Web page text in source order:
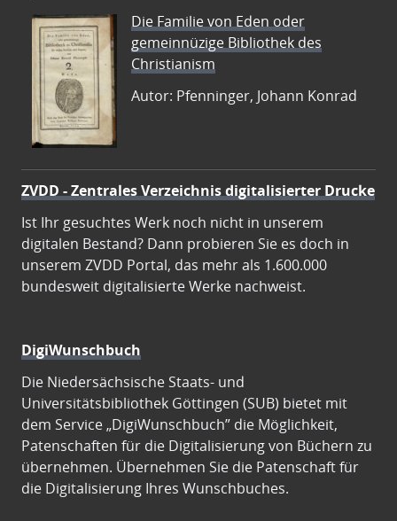
Die Familie von Eden oder
gemeinnüzige Bibliothek des
Christianism
Autor: Pfenninger, Johann Konrad
ZVDD - Zentrales Verzeichnis digitalisierter Drucke
Ist Ihr gesuchtes Werk noch nicht in unserem
digitalen Bestand? Dann probieren Sie es doch in
unserem ZVDD Portal, das mehr als 1.600.000
bundesweit digitalisierte Werke nachweist.
DigiWunschbuch
Die Niedersächsische Staats- und
Universitätsbibliothek Göttingen (SUB) bietet mit
dem Service „DigiWunschbuch” die Möglichkeit,
Patenschaften für die Digitalisierung von Büchern zu
übernehmen. Übernehmen Sie die Patenschaft für
die Digitalisierung Ihres Wunschbuches.